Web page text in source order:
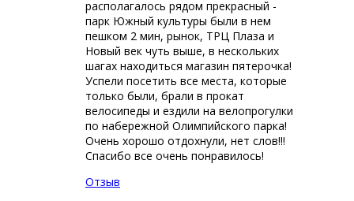
располагалось рядом прекрасный -
парк Южный культуры были в нем
пешком 2 мин, рынок, ТРЦ Плаза и
Новый век чуть выше, в нескольких
шагах находиться магазин пятерочка!
Успели посетить все места, которые
только были, брали в прокат
велосипеды и ездили на велопрогулки
по набережной Олимпийского парка!
Очень хорошо отдохнули, нет слов!!!
Спасибо все очень понравилось!
Отзыв